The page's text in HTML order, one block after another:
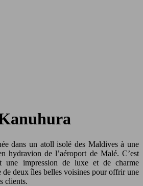
dans un atoll isolé des Maldives à une
hydravion de l’aéroport de Malé. C’est
une impression de luxe et de charme
deux îles belles voisines pour offrir une
clients.